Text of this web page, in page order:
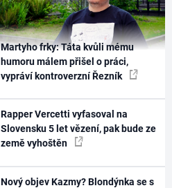
Martyho frky: Táta kvůli mému
humoru málem přišel o práci,
vypráví kontroverzní Řezník
Rapper Vercetti vyfasoval na
Slovensku 5 let vězení, pak bude ze
země vyhoštěn
Nový objev Kazmy? Blondýnka se s